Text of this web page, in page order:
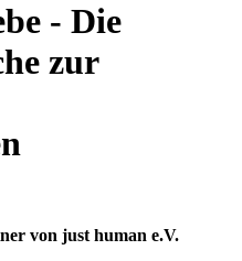
- Die
zur
von just human e.V.